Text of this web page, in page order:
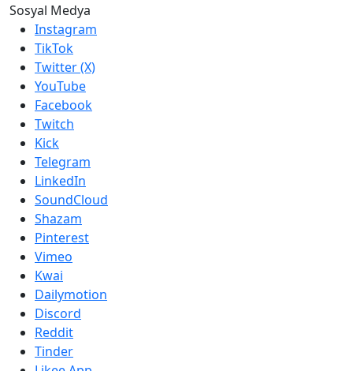
Sosyal Medya
Instagram
TikTok
Twitter (X)
YouTube
Facebook
Twitch
Kick
Telegram
LinkedIn
SoundCloud
Shazam
Pinterest
Vimeo
Kwai
Dailymotion
Discord
Reddit
Tinder